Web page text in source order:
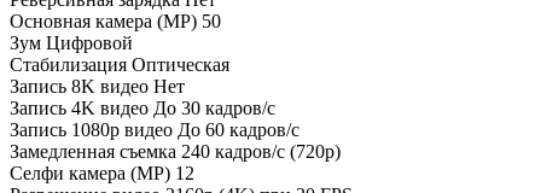
Основная камера (MP) 50
Зум Цифровой
Стабилизация Оптическая
Запись 8K видео Нет
Запись 4K видео До 30 кадров/c
Запись 1080p видео До 60 кадров/c
Замедленная съемка 240 кадров/c (720p)
Селфи камера (MP) 12